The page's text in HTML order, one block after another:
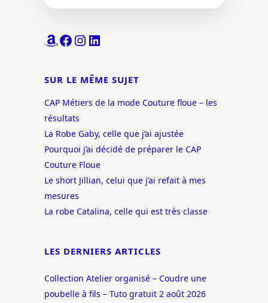
Amazon
Facebook
Instagram
LinkedIn
SUR LE MÊME SUJET
CAP Métiers de la mode Couture floue – les
résultats
La Robe Gaby, celle que j’ai ajustée
Pourquoi j’ai décidé de préparer le CAP
Couture Floue
Le short Jillian, celui que j’ai refait à mes
mesures
La robe Catalina, celle qui est très classe
LES DERNIERS ARTICLES
Collection Atelier organisé – Coudre une
poubelle à fils – Tuto gratuit 2 août 2026